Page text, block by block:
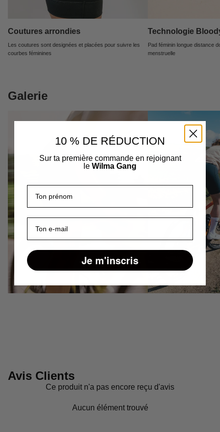
Coutures arrondies
Les coutures sont designées et placées pour suivre les
courbes féminines
Technologie
Pad féminin longue distance
menstruelle
Galerie
Avis Clients
Ce produit n'a pas encore reçu d'avis
Aucun élément trouvé
10 % DE RÉDUCTION
Sur ta première commande en rejoignant
le Wilma Gang
Je m'inscris